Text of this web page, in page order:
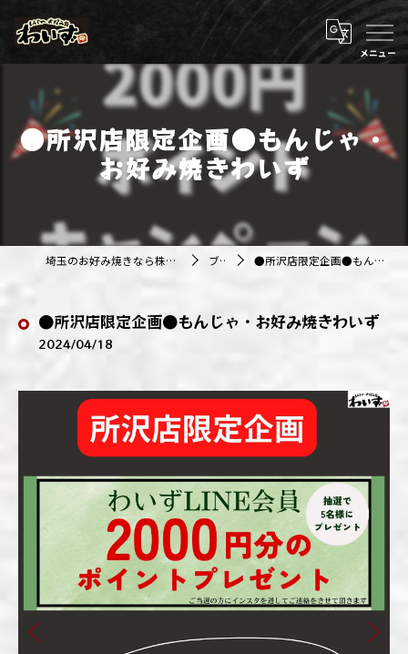
●所沢店限定企画●もんじゃ・
お好み焼きわいず
埼玉のお好み焼きなら株式会社アジルカンパニー ブログ ●所沢店限定企画●もんじゃ・お好み焼きわいず
●所沢店限定企画●もんじゃ・お好み焼きわいず
2024/04/18